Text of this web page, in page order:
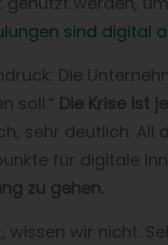
sind digital
Die
soll.“ Die Krise ist
sehr deutlich. All
für digitale
zu gehen.
wir nicht.